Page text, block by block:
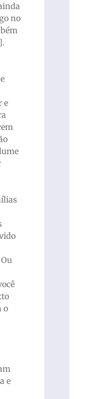
no
e
o
e